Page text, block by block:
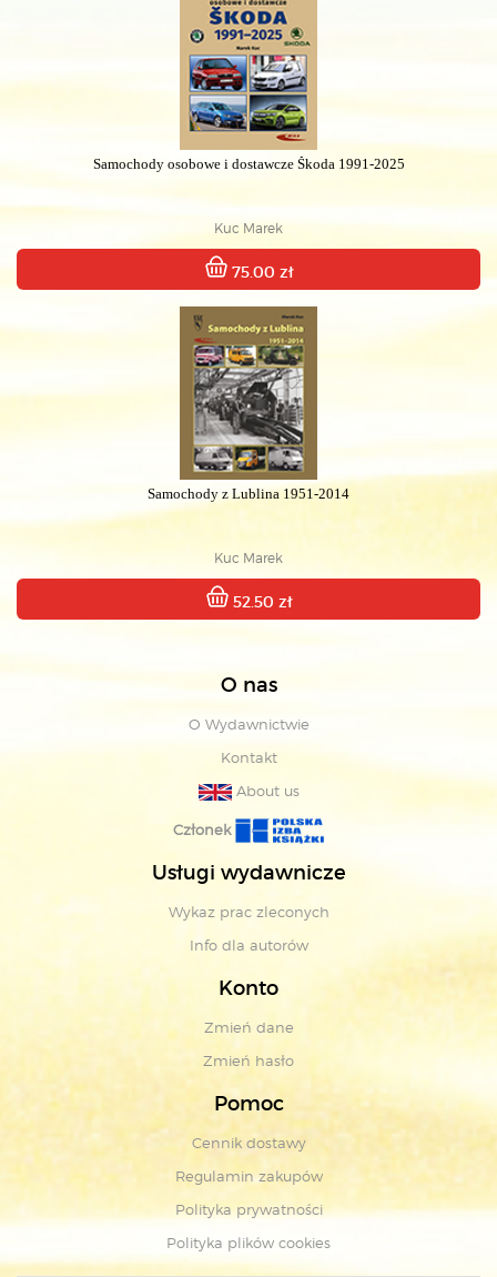
Samochody osobowe i dostawcze Škoda 1991-2025
Kuc Marek
75.00 zł
Samochody z Lublina 1951-2014
Kuc Marek
52.50 zł
O nas
O Wydawnictwie
Kontakt
About us
Członek
Usługi wydawnicze
Wykaz prac zleconych
Info dla autorów
Konto
Zmień dane
Zmień hasło
Pomoc
Cennik dostawy
Regulamin zakupów
Polityka prywatności
Polityka plików cookies